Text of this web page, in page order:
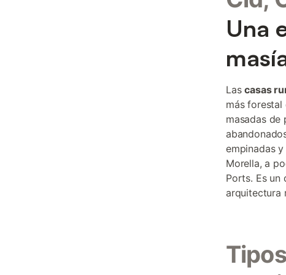
Una
Lascasas
más forestal
masadas de
empinadas
Morella, a
Ports. Es un
arquitectura